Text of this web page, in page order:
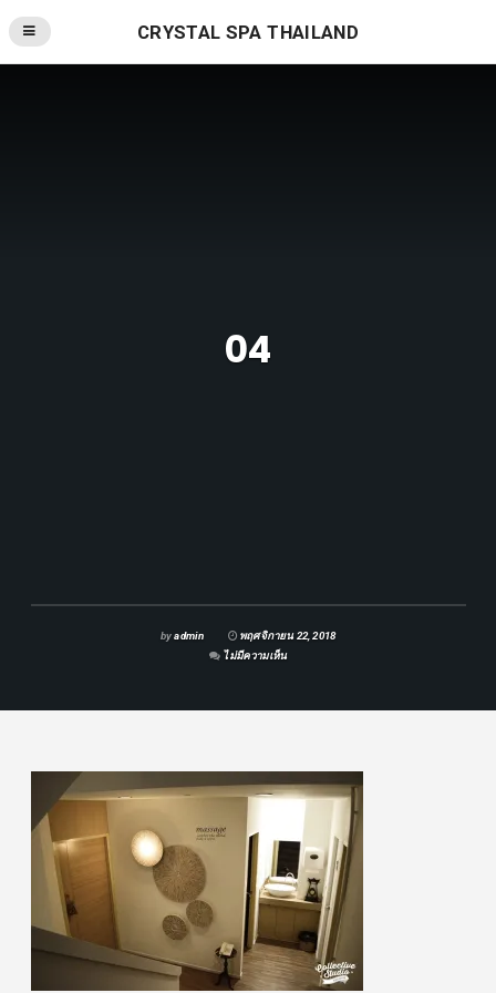
CRYSTAL SPA THAILAND
04
byadmin
พฤศจิกายน 22, 2018
ไม่มีความเห็น